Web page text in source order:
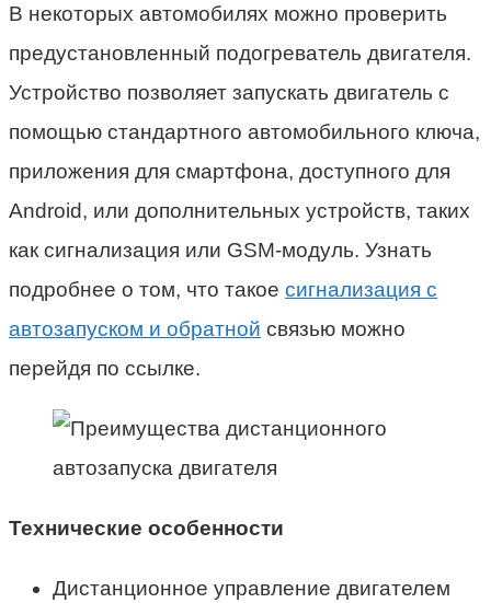
В некоторых автомобилях можно проверить
предустановленный подогреватель двигателя.
Устройство позволяет запускать двигатель с
помощью стандартного автомобильного ключа,
приложения для смартфона, доступного для
Android, или дополнительных устройств, таких
как сигнализация или GSM-модуль. Узнать
подробнее о том, что такое сигнализация с
автозапуском и обратной связью можно
перейдя по ссылке.
Технические особенности
Дистанционное управление двигателем